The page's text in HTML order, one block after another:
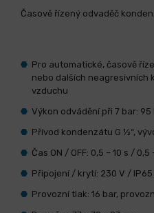
Časově řízený odvaděč
Pro automatické, časově
nebo dalších neagresivních
vzduchu
Výkon odvádění při 7 bar:
Přívod kondenzátu G ½“,
Čas ON / OFF: 0,5 – 10 s / 0,5
Připojení / krytí: 230 V / IP65
Provozní tlak: 16 bar,